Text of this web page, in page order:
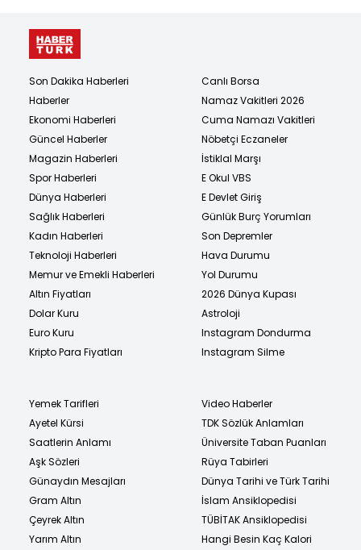
Son Dakika Haberleri
Haberler
Ekonomi Haberleri
Güncel Haberler
Magazin Haberleri
Spor Haberleri
Dünya Haberleri
Sağlık Haberleri
Kadın Haberleri
Teknoloji Haberleri
Memur ve Emekli Haberleri
Altın Fiyatları
Dolar Kuru
Euro Kuru
Kripto Para Fiyatları
Canlı Borsa
Namaz Vakitleri 2026
Cuma Namazı Vakitleri
Nöbetçi Eczaneler
İstiklal Marşı
E Okul VBS
E Devlet Giriş
Günlük Burç Yorumları
Son Depremler
Hava Durumu
Yol Durumu
2026 Dünya Kupası
Astroloji
Instagram Dondurma
Instagram Silme
Yemek Tarifleri
Ayetel Kürsi
Saatlerin Anlamı
Aşk Sözleri
Günaydın Mesajları
Gram Altın
Çeyrek Altın
Yarım Altın
Video Haberler
TDK Sözlük Anlamları
Üniversite Taban Puanları
Rüya Tabirleri
Dünya Tarihi ve Türk Tarihi
İslam Ansiklopedisi
TÜBİTAK Ansiklopedisi
Hangi Besin Kaç Kalori